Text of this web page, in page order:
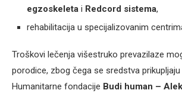
egzoskeleta i Redcord sistema,
rehabilitacija u specijalizovanim
Troškovi lečenja višestruko prevazilaze
porodice, zbog čega se sredstva prikupljaju
Humanitarne fondacije Budi human –